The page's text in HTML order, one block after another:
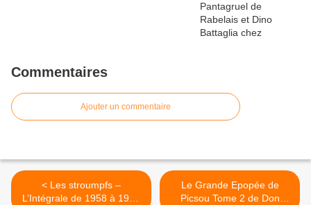
Commentaires
Ajouter un commentaire
< Les stroumpfs –
L’Intégrale de 1958 à 1966
Le Grande Epopée de
Picsou Tome 2 de Don